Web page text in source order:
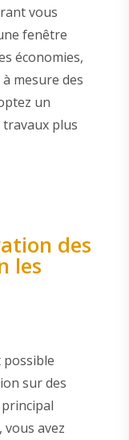
vous
fenêtre
économies,
mesure des
un
plus
des
les
possible
sur des
principal
avez